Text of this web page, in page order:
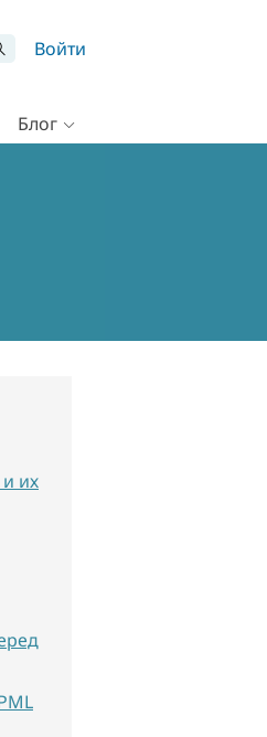
Войти
Блог
их